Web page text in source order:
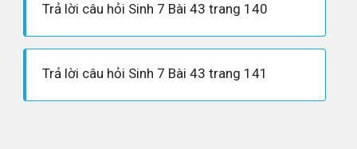
Trả lời câu hỏi Sinh 7 Bài 43 trang 140
Trả lời câu hỏi Sinh 7 Bài 43 trang 141